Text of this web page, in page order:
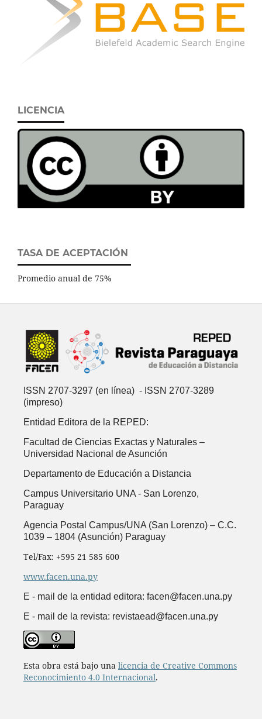
LICENCIA
TASA DE ACEPTACIÓN
Promedio anual de 75%
ISSN 2707-3297 (en línea) - ISSN 2707-3289
(impreso)
Entidad Editora de la REPED:
Facultad de Ciencias Exactas y Naturales –
Universidad Nacional de Asunción
Departamento de Educación a Distancia
Campus Universitario UNA - San Lorenzo,
Paraguay
Agencia Postal Campus/UNA (San Lorenzo) – C.C.
1039 – 1804 (Asunción) Paraguay
Tel/Fax: +595 21 585 600
www.facen.una.py
E - mail de la entidad editora: facen@facen.una.py
E - mail de la revista: revistaead@facen.una.py
Esta obra está bajo una licencia de Creative Commons
Reconocimiento 4.0 Internacional.